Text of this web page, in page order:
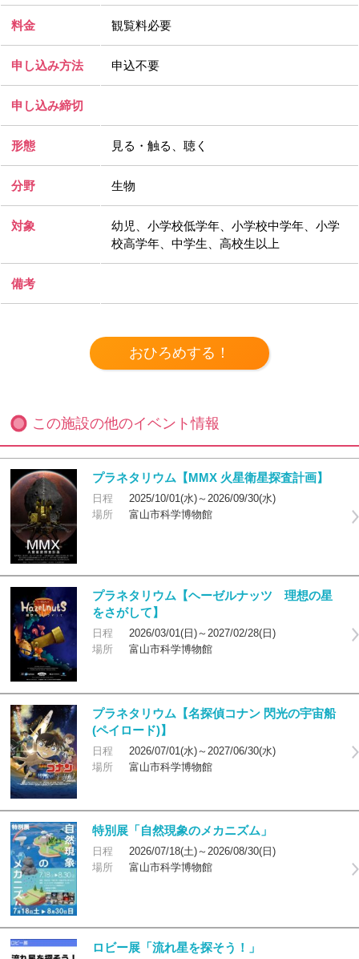
料金 観覧料必要
申し込み方法 申込不要
申し込み締切
形態 見る・触る、聴く
分野 生物
対象
幼児、小学校低学年、小学校中学年、小学
校高学年、中学生、高校生以上
備考
この施設の他のイベント情報
プラネタリウム【MMX 火星衛星探査計画】
日程
2025/10/01(水)～2026/09/30(水)
場所
富山市科学博物館
プラネタリウム【ヘーゼルナッツ 理想の星
をさがして】
日程
2026/03/01(日)～2027/02/28(日)
場所
富山市科学博物館
プラネタリウム【名探偵コナン 閃光の宇宙船
(ペイロード)】
日程
2026/07/01(水)～2027/06/30(水)
場所
富山市科学博物館
特別展「自然現象のメカニズム」
日程
2026/07/18(土)～2026/08/30(日)
場所
富山市科学博物館
ロビー展「流れ星を探そう！」